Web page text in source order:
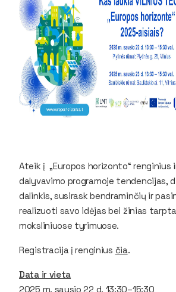
Ateik į „Europos horizonto“ renginius
dalyvavimo programoje tendencijas,
dalinkis, susirask bendraminčių ir
realizuoti savo idėjas bei žinias
moksliniuose tyrimuose.
Registracija į renginius čia.
Data ir vieta
2025 m. sausio 22 d.